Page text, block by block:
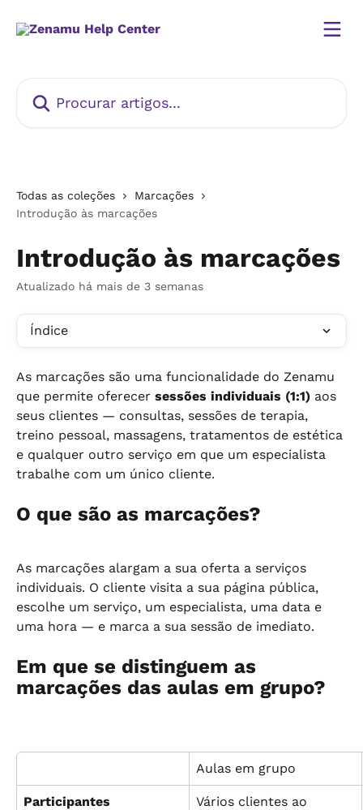
Todas as coleções
Marcações
Introdução às marcações
Introdução às marcações
Atualizado há mais de 3 semanas
Índice
As marcações são uma funcionalidade do Zenamu
que permite oferecer sessões individuais (1:1) aos
seus clientes — consultas, sessões de terapia,
treino pessoal, massagens, tratamentos de estética
e qualquer outro serviço em que um especialista
trabalhe com um único cliente.
O que são as marcações?
As marcações alargam a sua oferta a serviços
individuais. O cliente visita a sua página pública,
escolhe um serviço, um especialista, uma data e
uma hora — e marca a sua sessão de imediato.
Em que se distinguem as
marcações das aulas em grupo?
Aulas em grupo
Participantes
Vários clientes ao